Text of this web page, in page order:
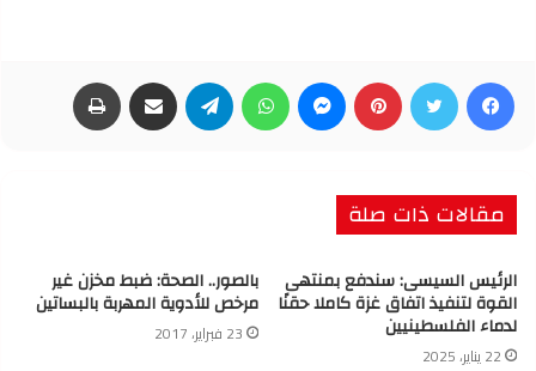
فيسبوك تويتر بينتيريست ماسنجر واتساب تيلقرام مشاركة عبر البريد
مقالات ذات صلة
الرئيس السيسى: سندفع بمنتهى
القوة لتنفيذ اتفاق غزة كاملا حقنًا
لدماء الفلسطينيين
22 يناير، 2025
بالصور.. الصحة: ضبط مخزن غير
مرخص للأدوية المهربة بالبساتين
23 فبراير، 2017